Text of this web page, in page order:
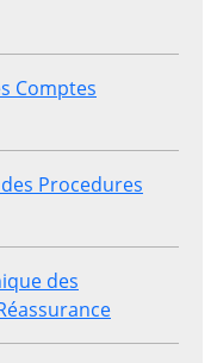
Comptes
Procedures
des